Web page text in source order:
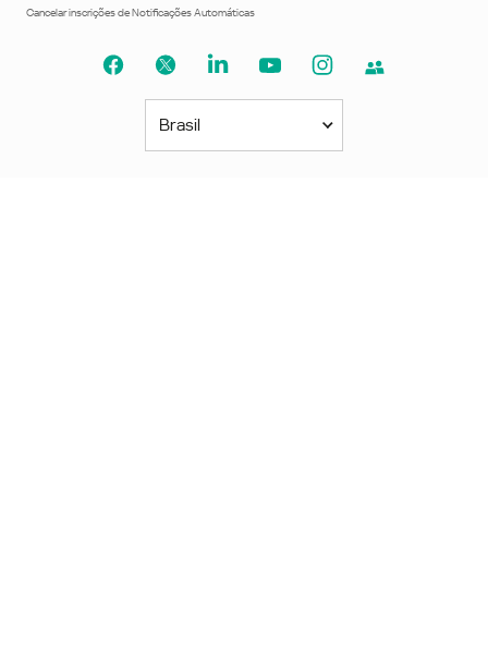
Cancelar inscrições de Notificações Automáticas
Brasil